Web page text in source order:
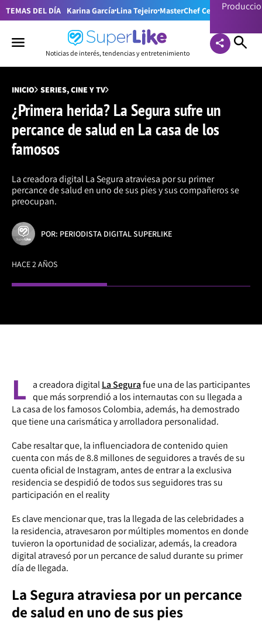
TEMAS DEL DÍA Karina García Lina Tejeiro MasterChef Celebrity
Noticias de interés, tendencias y entretenimiento
INICIO SERIES, CINE Y TV
¿Primera herida? La Segura sufre un
percance de salud en La casa de los
famosos
La creadora digital La Segura atraviesa por su primer
percance de salud en uno de sus pies y sus compañeros se
preocupan.
POR: PERIODISTA DIGITAL SUPERLIKE
HACE 2 AÑOS
L a creadora digitalLa Segurafue una de las participantes
que más sorprendió a los internautas con su llegada a
La casa de los famosos Colombia, además, ha demostrado
que tiene una carismática y arrolladora personalidad.
Cabe resaltar que, la influenciadora de contenido quien
cuenta con más de 8.8 millones de seguidores a través de su
cuenta oficial de Instagram, antes de entrar a la exclusiva
residencia se despidió de todos sus seguidores tras su
participación en el reality
Es clave mencionar que, tras la llegada de las celebridades a
la residencia, atravesaron por múltiples momentos en donde
tuvieron la oportunidad de socializar, además, la creadora
digital atravesó por un percance de salud durante su primer
día de llegada.
La Segura atraviesa por un percance
de salud en uno de sus pies